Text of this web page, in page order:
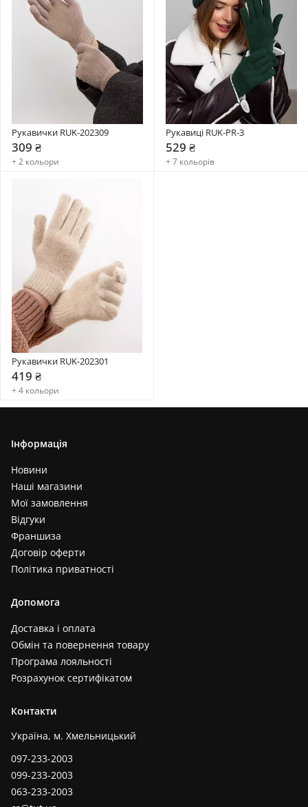
Рукавички RUK-202309
309 ₴
+ 2 кольори
Рукавиці RUK-PR-3
529 ₴
+ 7 кольорів
Рукавички RUK-202301
419 ₴
+ 4 кольори
Інформація
Новини
Наші магазини
Мої замовлення
Відгуки
Франшиза
Договір оферти
Політика приватності
Допомога
Доставка і оплата
Обмін та повернення товару
Програма лояльності
Розрахунок сертифікатом
Контакти
Україна, м. Хмельницький
097-233-2003
099-233-2003
063-233-2003